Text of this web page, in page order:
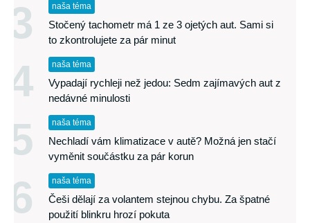
3 naša téma
Stočený tachometr má 1 ze 3 ojetých aut. Sami si
to zkontrolujete za pár minut
4 naša téma
Vypadají rychleji než jedou: Sedm zajímavých aut z
nedávné minulosti
5 naša téma
Nechladí vám klimatizace v autě? Možná jen stačí
vyměnit součástku za pár korun
6 naša téma
Češi dělají za volantem stejnou chybu. Za špatné
použití blinkru hrozí pokuta